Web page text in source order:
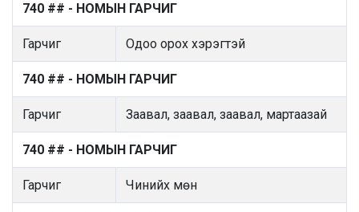
740 ## - НОМЫН ГАРЧИГ
Гарчиг Одоо орох хэрэгтэй
740 ## - НОМЫН ГАРЧИГ
Гарчиг Заавал, заавал, заавал, мартаазай
740 ## - НОМЫН ГАРЧИГ
Гарчиг Чинийх мөн